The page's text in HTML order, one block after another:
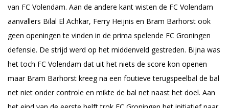
van FC Volendam. Aan de andere kant wisten de FC Volendam
aanvallers Bilal El Achkar, Ferry Heijnis en Bram Barhorst ook
geen openingen te vinden in de prima spelende FC Groningen
defensie. De strijd werd op het middenveld gestreden. Bijna was
het toch FC Volendam dat uit het niets de score kon openen
maar Bram Barhorst kreeg na een foutieve terugspeelbal de bal
net niet onder controle en mikte de bal net naast het doel. Aan